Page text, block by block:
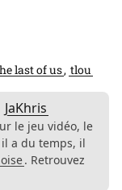
last of us tlou
JaKhris
le jeu vidéo, le
a du temps, il
. Retrouvez